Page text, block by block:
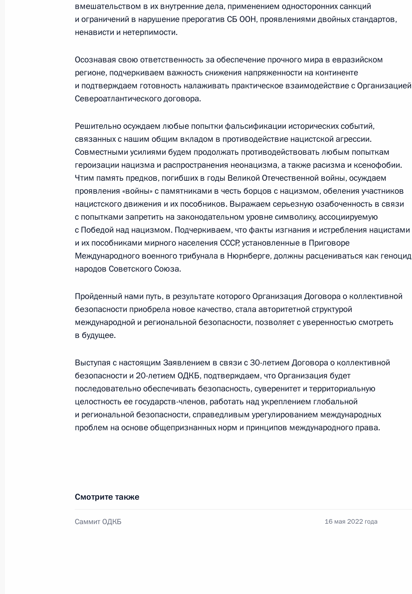
В России во исполнение поручения
Президента появится единый
научно-методический центр
за рубежом
14 июля 2026 года, 16:00
Заседание межведомственной
рабочей группы по повышению
в неудовлетворительном состоянии
14 июля 2026 года, 15:00
Представлен доклад о деятельности
Уполномоченного по правам
ребёнка в 2025 году
14 июля 2026 года, 10:00
Семинар-совещание по развитию
экосистем цифровой экономики
и цифровых платформ
9 июля 2026 года, 17:00
Меры Правительства
по повышению устойчивости
экономики и поддержке
граждан в условиях санкций
GOVERNMENT.RU
Конституция Российской
Федерации
CONSTITUTION.KREMLIN.RU
LETTERS.KREMLIN.RU
вмешательством в их внутренние дела, применением односторонних санкций
и ограничений в нарушение прерогатив СБ ООН, проявлениями двойных стандартов,
ненависти и нетерпимости.
Осознавая свою ответственность за обеспечение прочного мира в евразийском
регионе, подчеркиваем важность снижения напряженности на континенте
и подтверждаем готовность налаживать практическое взаимодействие с Организацией
Североатлантического договора.
Решительно осуждаем любые попытки фальсификации исторических событий,
связанных с нашим общим вкладом в противодействие нацистской агрессии.
Совместными усилиями будем продолжать противодействовать любым попыткам
героизации нацизма и распространения неонацизма, а также расизма и ксенофобии.
Чтим память предков, погибших в годы Великой Отечественной войны, осуждаем
проявления «войны» с памятниками в честь борцов с нацизмом, обеления участников
нацистского движения и их пособников. Выражаем серьезную озабоченность в связи
с попытками запретить на законодательном уровне символику, ассоциируемую
с Победой над нацизмом. Подчеркиваем, что факты изгнания и истребления нацистами
и их пособниками мирного населения СССР, установленные в Приговоре
Международного военного трибунала в Нюрнберге, должны расцениваться как геноцид
народов Советского Союза.
Пройденный нами путь, в результате которого Организация Договора о коллективной
безопасности приобрела новое качество, стала авторитетной структурой
международной и региональной безопасности, позволяет с уверенностью смотреть
в будущее.
Выступая с настоящим Заявлением в связи с 30-летием Договора о коллективной
безопасности и 20-летием ОДКБ, подтверждаем, что Организация будет
последовательно обеспечивать безопасность, суверенитет и территориальную
целостность ее государств-членов, работать над укреплением глобальной
и региональной безопасности, справедливым урегулированием международных
проблем на основе общепризнанных норм и принципов международного права.
Смотрите также
Саммит ОДКБ 16 мая 2022 года